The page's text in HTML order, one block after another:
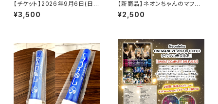
【チケット】2026年9月6日(日)
＠下北沢・音倉
¥3,500
【新商品】ネオンちゃんのマフラ
ータオル2025～YOU KNOCK
ON A NEW DOOR！～※8/10
¥2,500